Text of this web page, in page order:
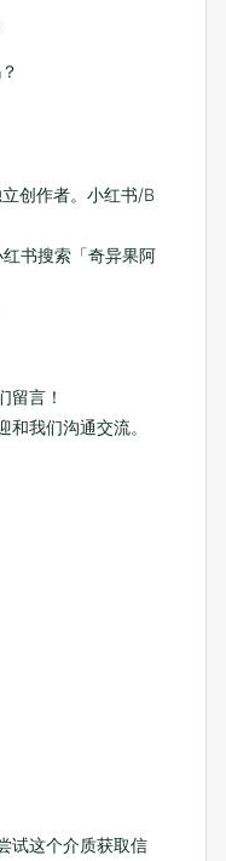
创作者。小红书/B
红书搜索「奇异果阿
留言！
我们沟通交流。
试这个介质获取信